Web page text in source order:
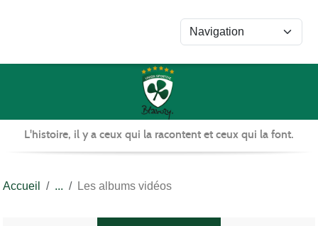
L'histoire, il y a ceux qui la racontent et ceux qui la font.
Accueil Les albums vidéos